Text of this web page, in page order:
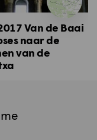
Van de Baai
naar de
van de